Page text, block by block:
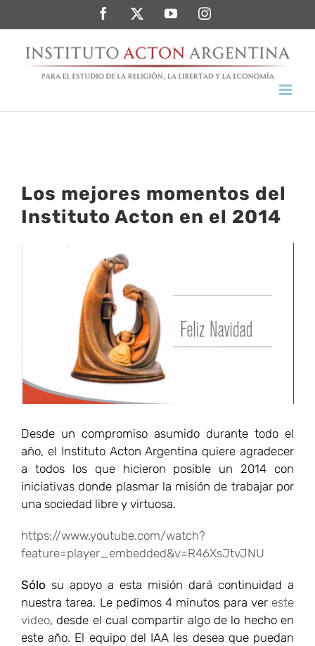
al
contenido
FacebookTwitterYouTubeInstagram
Los mejores momentos del
Instituto Acton en el 2014
Desde un compromiso asumido durante todo el
año, el Instituto Acton Argentina quiere agradecer
a todos los que hicieron posible un 2014 con
iniciativas donde plasmar la misión de trabajar por
una sociedad libre y virtuosa.
https://www.youtube.com/watch?
feature=player_embedded&v=R46XsJtvJNU
Sólo su apoyo a esta misión dará continuidad a
nuestra tarea. Le pedimos 4 minutos para ver este
video, desde el cual compartir algo de lo hecho en
este año. El equipo del IAA les desea que puedan